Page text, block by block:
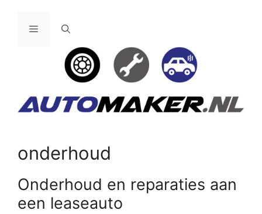
Menu
onderhoud
Onderhoud en reparaties aan
een leaseauto